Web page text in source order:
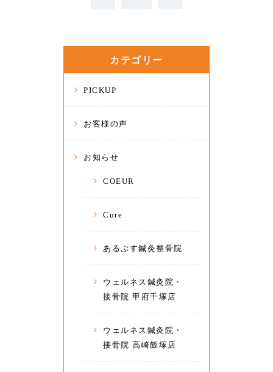
カテゴリー
PICKUP
お客様の声
お知らせ
COEUR
Cure
あるぷす鍼灸整骨院
ウェルネス鍼灸院・
接骨院 甲府千塚店
ウェルネス鍼灸院・
接骨院 高崎飯塚店